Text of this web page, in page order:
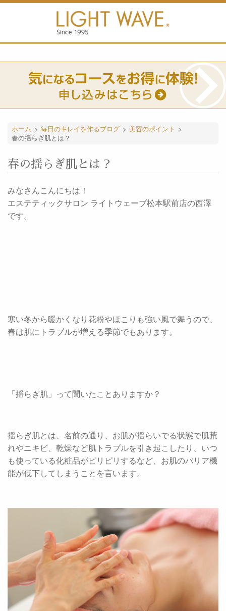
ホーム > 毎日のキレイを作るブログ > 美容のポイント >
春の揺らぎ肌とは？
春の揺らぎ肌とは？
みなさんこんにちは！
エステティックサロン ライトウェーブ松本駅前店の西澤
です。
寒い冬から暖かくなり花粉やほこりも強い風で舞うので、
春は肌にトラブルが増える季節でもあります。
「揺らぎ肌」って聞いたことありますか？
揺らぎ肌とは、名前の通り、お肌が揺らいでる状態で肌荒
れやニキビ、乾燥など肌トラブルを引き起こしたり、いつ
も使っている化粧品がピリピリするなど、お肌のバリア機
能が低下してしまうことを言います。